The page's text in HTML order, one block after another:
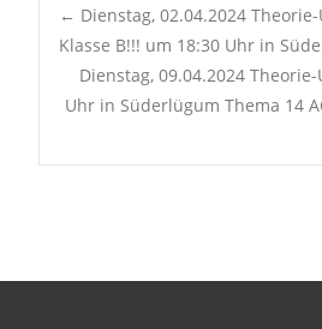
Post
← Dienstag, 02.04.2024
Klasse B!!! um 18:30 Uhr in
Dienstag, 09.04.2024
Uhr in Süderlügum Thema 14